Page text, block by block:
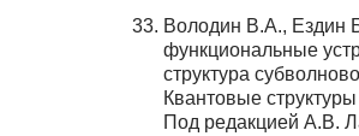
Володин В.А., Ездин
функциональные
структура
Квантовые
Под редакцией А.В.